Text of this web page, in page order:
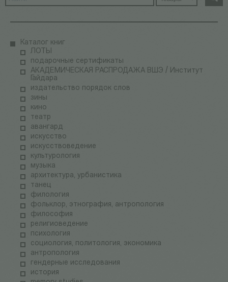
Каталог книг
ЛОТЫ
подарочные сертификаты
АКАДЕМИЧЕСКАЯ РАСПРОДАЖА ВШЭ / Институт
Гайдара
издательство порядок слов
зины
кино
театр
авангард
искусство
искусствоведение
культурология
музыка
архитектура, урбанистика
танец
филология
фольклор, этнография, антропология
философия
религиоведение
психология
социология, политология, экономика
антропология
гендерные исследования
история